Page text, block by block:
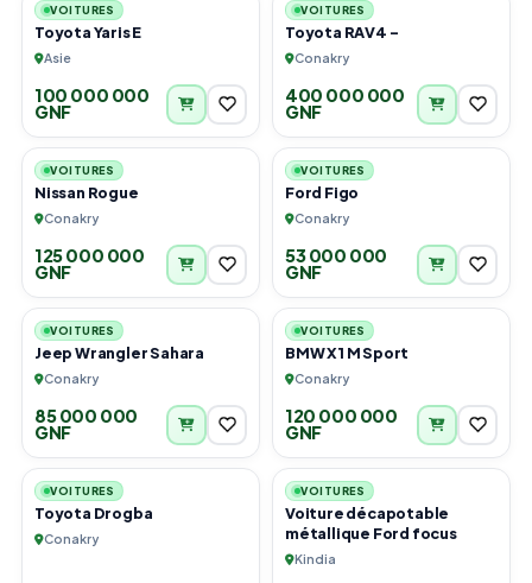
VOITURES
Toyota Yaris E
Asie
100 000 000
GNF
VOITURES
Toyota RAV4 -
Conakry
400 000 000
GNF
6
VOITURES
Nissan Rogue
Conakry
125 000 000
GNF
3
VOITURES
Ford Figo
Conakry
53 000 000
GNF
4
VOITURES
Jeep Wrangler Sahara
Conakry
85 000 000
GNF
3
VOITURES
BMW X1 M Sport
Conakry
120 000 000
GNF
6
VOITURES
Toyota Drogba
Conakry
4
VOITURES
Voiture décapotable
métallique Ford focus
Kindia